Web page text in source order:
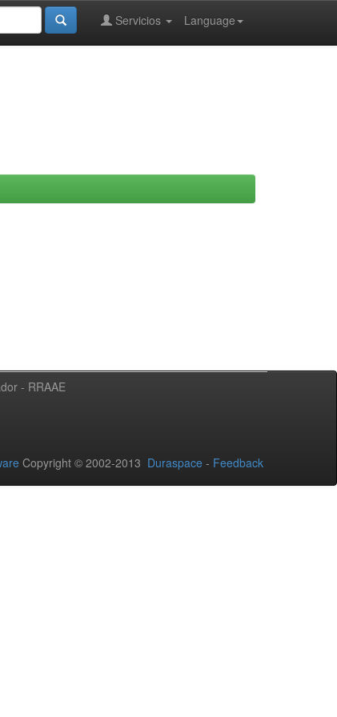
Language
Servicios
- RRAAE
Copyright © 2002-2013 Duraspace - Feedback